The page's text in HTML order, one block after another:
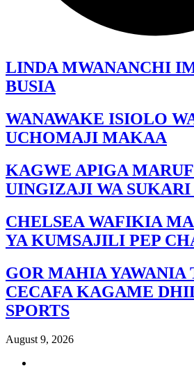
LINDA MWANANCHI
BUSIA
WANAWAKE ISIOLO
UCHOMAJI MAKAA
KAGWE APIGA
UINGIZAJI WA
CHELSEA WAFIKIA
YA KUMSAJILI PEP
GOR MAHIA YAWANIA
CECAFA KAGAME
SPORTS
August 9, 2026